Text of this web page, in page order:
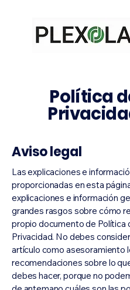
Política
Aviso legal
Las explicaciones e
proporcionadas en esta
explicaciones e información
grandes rasgos sobre cómo
propio documento de Política
Privacidad. No debes
artículo como asesoramiento
recomendaciones sobre lo
debes hacer, porque no